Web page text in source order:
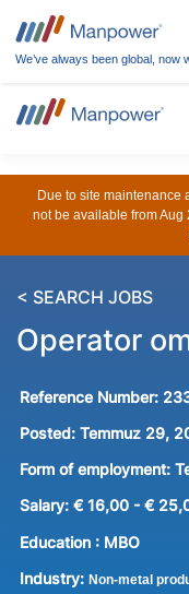
We’ve always been global, now
Due to site maintenance
not be available from Aug
< SEARCH JOBS
Operator
Reference Number:
Posted: Temmuz 29,
Form of employment:
Salary: € 16,00 - €
Education : MBO
Industry: Non-metal